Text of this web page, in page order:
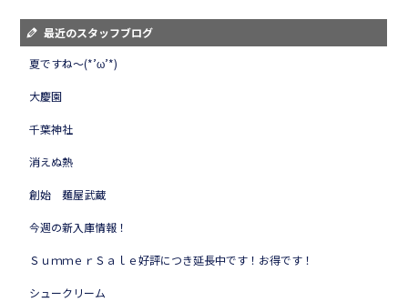
最近のスタッフブログ
夏ですね～(*’ω’*)
大慶園
千葉神社
消えぬ熱
創始 麺屋武蔵
今週の新入庫情報！
ＳｕｍｍｅｒＳａｌｅ好評につき延長中です！お得です！
シュークリーム